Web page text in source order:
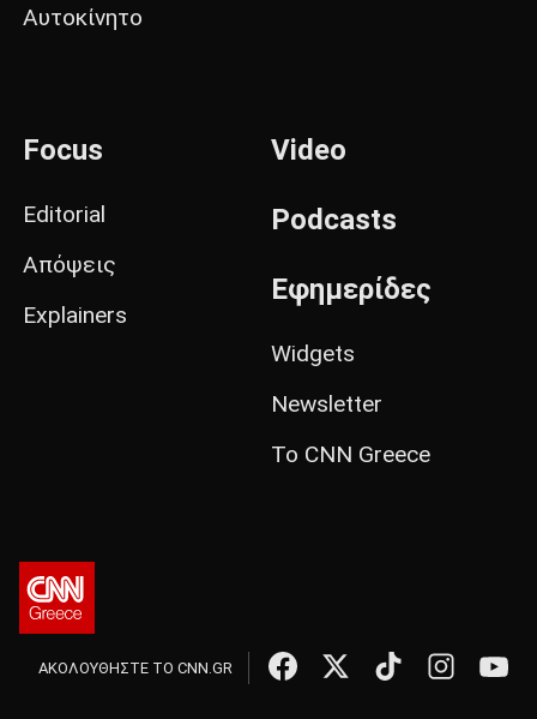
Αυτοκίνητο
Focus
Editorial
Απόψεις
Explainers
Video
Podcasts
Εφημερίδες
Widgets
Newsletter
Το CNN Greece
ΑΚΟΛΟΥΘΗΣΤΕ ΤΟ CNN.GR